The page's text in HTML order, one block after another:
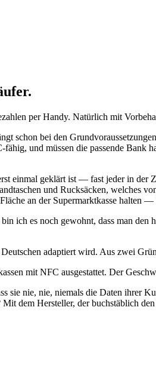
per Handy. Natürlich mit
schon bei den
und müssen die passende Bank
einmal geklärt ist — fast jeder in
und Rucksäcken, welches
an der Supermarktkasse
ich es noch gewohnt, dass man
adaptiert wird. Aus zwei
mit NFC ausgestattet. Der
sie nie, nie, niemals die Daten ihrer
dem Hersteller, der buchstäblich